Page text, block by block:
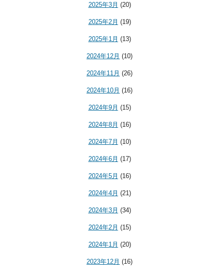
2025年3月 (20)
2025年2月 (19)
2025年1月 (13)
2024年12月 (10)
2024年11月 (26)
2024年10月 (16)
2024年9月 (15)
2024年8月 (16)
2024年7月 (10)
2024年6月 (17)
2024年5月 (16)
2024年4月 (21)
2024年3月 (34)
2024年2月 (15)
2024年1月 (20)
2023年12月 (16)